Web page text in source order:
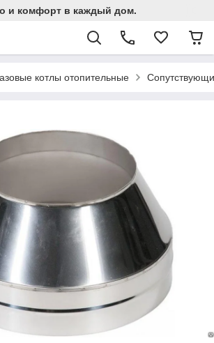
и комфорт в каждый дом.
котлы отопительные